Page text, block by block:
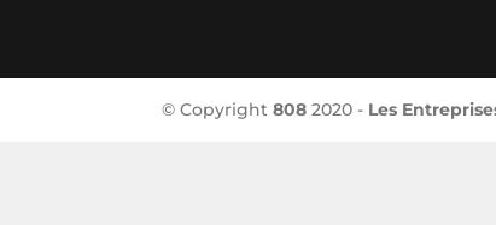
© Copyright808 2020 - Les